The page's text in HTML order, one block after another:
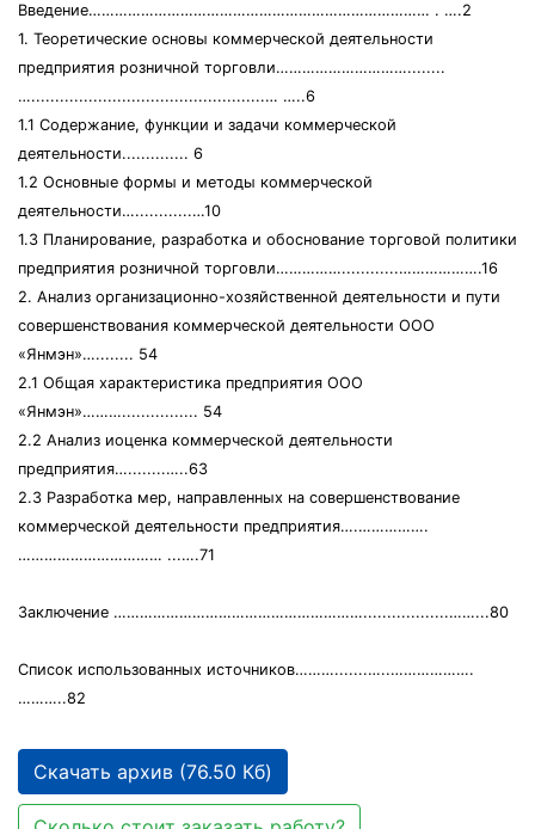
Введение…………………………………………………………………… . ….2
1. Теоретические основы коммерческой деятельности
предприятия розничной торговли…………………………........
….................................................… …..6
1.1 Содержание, функции и задачи коммерческой
деятельности.............. 6
1.2 Основные формы и методы коммерческой
деятельности…............…10
1.3 Планирование, разработка и обоснование торговой политики
предприятия розничной торговли……………............……………….16
2. Анализ организационно-хозяйственной деятельности и пути
совершенствования коммерческой деятельности ООО
«Янмэн»…........ 54
2.1 Общая характеристика предприятия ООО
«Янмэн»………................ 54
2.2 Анализ иоценка коммерческой деятельности
предприятия…........…..63
2.3 Разработка мер, направленных на совершенствование
коммерческой деятельности предприятия….…………….
…………………………… ...….71
Заключение …………………………………………………..................……...80
Список использованных источников……….......…..……………….
………..82
Скачать архив (76.50 Кб)